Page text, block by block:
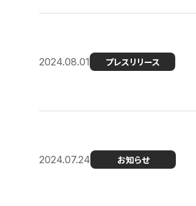
2024.08.01 プレスリリース
2024.07.24 お知らせ